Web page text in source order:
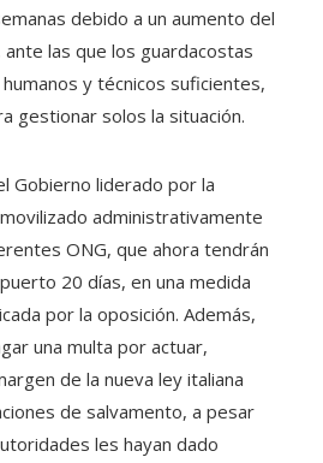
debido a un aumento del
las que los guardacostas
y técnicos suficientes,
gestionar solos la situación.
Gobierno liderado por la
administrativamente
ONG, que ahora tendrán
20 días, en una medida
por la oposición. Además,
una multa por actuar,
de la nueva ley italiana
de salvamento, a pesar
les hayan dado